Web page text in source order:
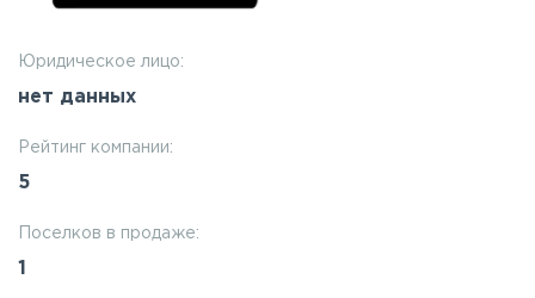
Юридическое лицо:
нет данных
Рейтинг компании:
5
Поселков в продаже:
1